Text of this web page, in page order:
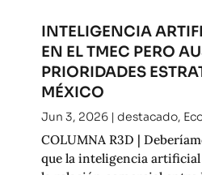
INTELIGENCIA
EN EL TMEC PERO
PRIORIDADES
MÉXICO
Jun 3, 2026| destacado,
COLUMNA R3D |
que la inteligencia artificial